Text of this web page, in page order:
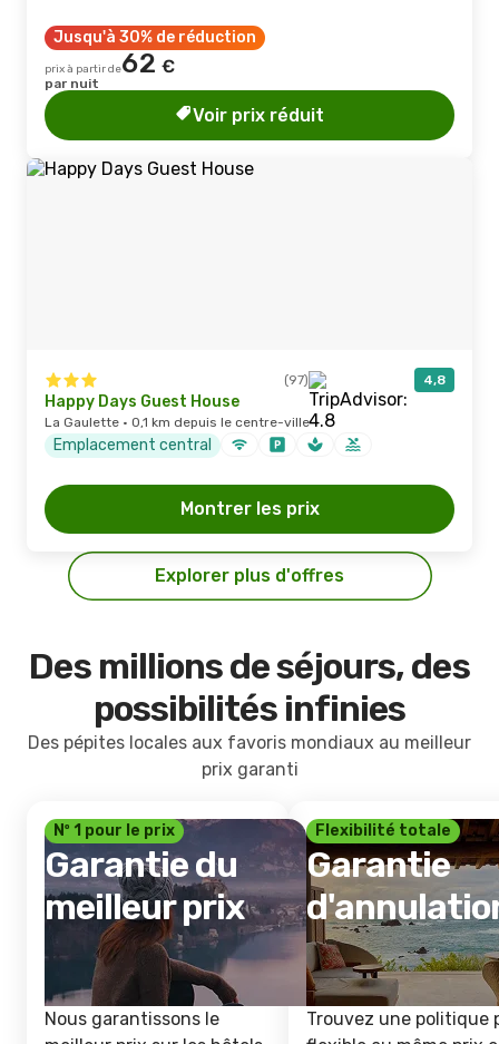
Jusqu'à 30% de réduction
prix à partir de62 €
par nuit
Voir prix réduit
(97) 4,8
Happy Days Guest House
La Gaulette · 0,1 km depuis le centre-ville
Emplacement central
Montrer les prix
Explorer plus d'offres
Des millions de séjours, des
possibilités infinies
Des pépites locales aux favoris mondiaux au meilleur
prix garanti
Nº 1 pour le prix
Garantie du
meilleur prix
Nous garantissons le
Flexibilité totale
Garantie
Trouvez une politique